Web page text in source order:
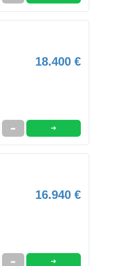
18.400 €
➦ ➜
16.940 €
➦ ➜